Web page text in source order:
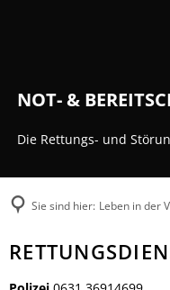
NOT- &
Die Rettungs- und
Sie sind hier: Leben in der
Not-
und